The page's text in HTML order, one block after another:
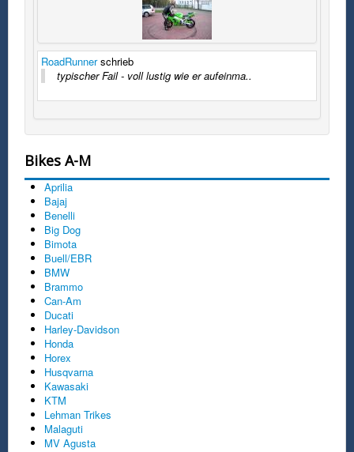
RoadRunnerschrieb
typischer Fail - voll lustig wie er aufeinma..
Bikes A-M
Aprilia
Bajaj
Benelli
Big Dog
Bimota
Buell/EBR
BMW
Brammo
Can-Am
Ducati
Harley-Davidson
Honda
Horex
Husqvarna
Kawasaki
KTM
Lehman Trikes
Malaguti
MV Agusta